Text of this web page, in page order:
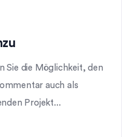
Sie die Möglichkeit, den
auch als
Projekt...